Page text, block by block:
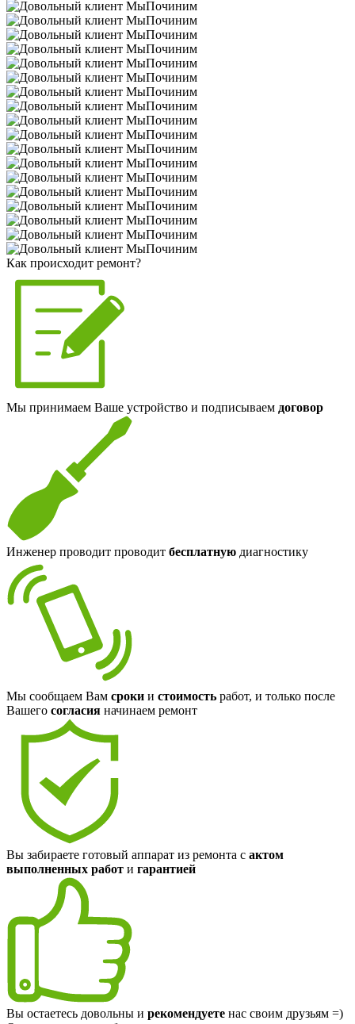
Как происходит ремонт?
Мы принимаем Ваше устройство и подписываем договор
Инженер проводит проводит бесплатную диагностику
Мы сообщаем Вам сроки и стоимость работ, и только после
Вашего согласия начинаем ремонт
Вы забираете готовый аппарат из ремонта с актом
выполненных работ и гарантией
Вы остаетесь довольны и рекомендуете нас своим друзьям =)